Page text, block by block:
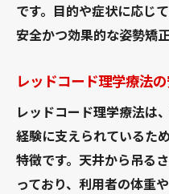
です。目的や症状に応じ
安全かつ効果的な姿勢矯
レッドコード理学療法
レッドコード理学療法は
経験に支えられているた
特徴です。天井から吊る
っており、利用者の体重